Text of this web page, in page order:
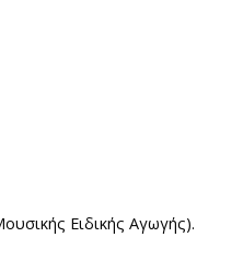
Ειδικής Αγωγής).